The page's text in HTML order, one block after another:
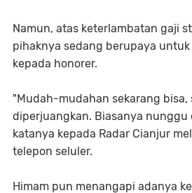
Namun, atas keterlambatan gaji
pihaknya sedang berupaya
kepada honorer.
"Mudah-mudahan sekarang bisa,
diperjuangkan. Biasanya nunggu
katanya kepada Radar Cianjur
telepon seluler.
Himam pun menangapi adanya